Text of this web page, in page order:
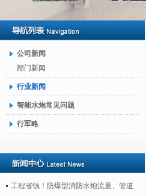
公司新闻
部门新闻
行业新闻
智能水炮常见问题
行军略
工程省钱！防爆型消防水炮流量、管道